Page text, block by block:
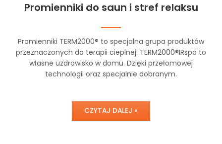
Promienniki do saun i stref relaksu
Promienniki TERM2000® to specjalna grupa produktów
przeznaczonych do terapii cieplnej. TERM2000®IRspa to
własne uzdrowisko w domu. Dzięki przełomowej
technologii oraz specjalnie dobranym.
CZYTAJ DALEJ »